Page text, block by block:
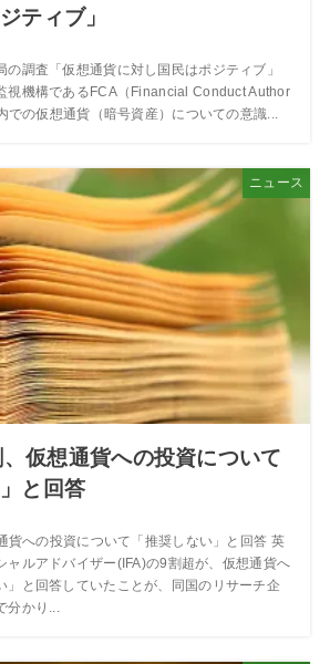
ティブ」
の調査「仮想通貨に対し国民はポジティブ」
視機構であるFCA（Financial Conduct Author
での仮想通貨（暗号資産）についての意識...
ニュース
仮想通貨への投資について
と回答
貨への投資について「推奨しない」と回答 英
ャルアドバイザー(IFA)の9割超が、仮想通貨へ
」と回答していたことが、同国のリサーチ企
分かり...